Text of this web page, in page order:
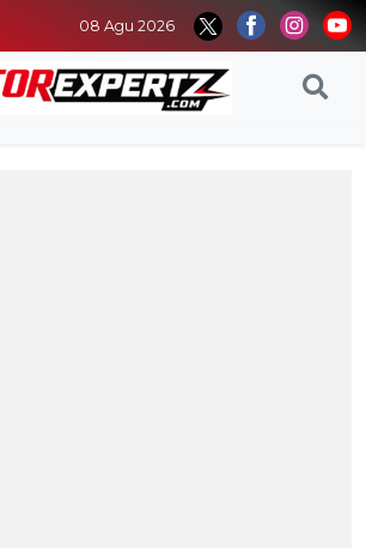
08 Agu 2026